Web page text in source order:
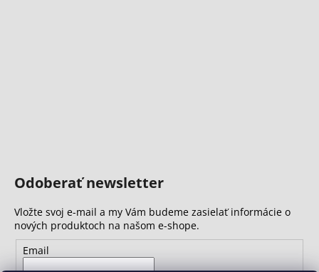
Odoberať newsletter
Vložte svoj e-mail a my Vám budeme zasielať informácie o
nových produktoch na našom e-shope.
Email